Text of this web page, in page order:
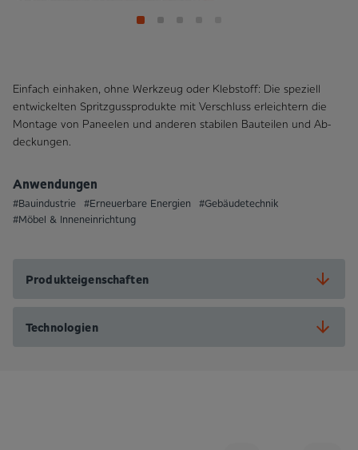
Einfach einhaken, ohne Werkzeug oder Klebstoff: Die speziell
entwickelten Spritzgussprodukte mit Verschluss erleichtern die
Montage von Paneelen und anderen stabilen Bauteilen und Ab­
deck­ungen.
Anwendungen
#Bauindustrie #Erneuerbare Energien
#Gebäudetechnik
#Möbel & Inneneinrichtung
Produkteigenschaften
Technologien